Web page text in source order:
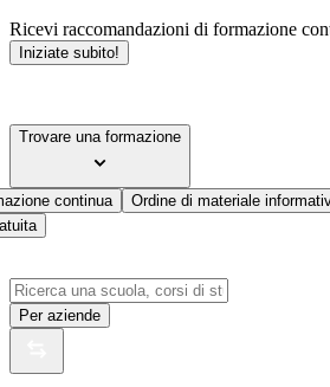
Ricevi raccomandazioni di formazione
Iniziate subito!
Trovare una formazione
continua
Ordine di materiale
Per aziende